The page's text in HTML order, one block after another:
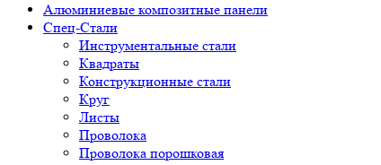
Алюминиевые композитные панели
Спец-Стали
Инструментальные стали
Квадраты
Конструкционные стали
Круг
Листы
Проволока
Проволока порошковая